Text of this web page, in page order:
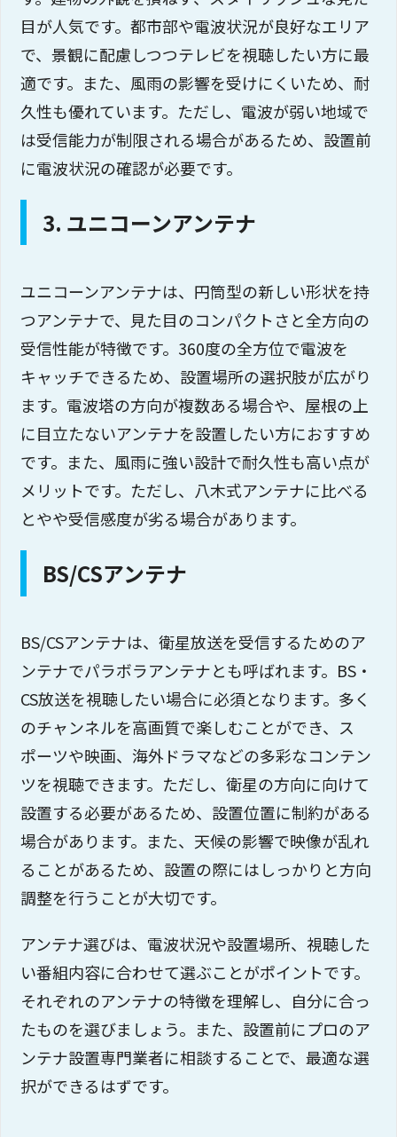
目が人気です。都市部や電波状況が良好なエリア
で、景観に配慮しつつテレビを視聴したい方に最
適です。また、風雨の影響を受けにくいため、耐
久性も優れています。ただし、電波が弱い地域で
は受信能力が制限される場合があるため、設置前
に電波状況の確認が必要です。
3. ユニコーンアンテナ
ユニコーンアンテナは、円筒型の新しい形状を持
つアンテナで、見た目のコンパクトさと全方向の
受信性能が特徴です。360度の全方位で電波を
キャッチできるため、設置場所の選択肢が広がり
ます。電波塔の方向が複数ある場合や、屋根の上
に目立たないアンテナを設置したい方におすすめ
です。また、風雨に強い設計で耐久性も高い点が
メリットです。ただし、八木式アンテナに比べる
とやや受信感度が劣る場合があります。
BS/CSアンテナ
BS/CSアンテナは、衛星放送を受信するためのア
ンテナでパラボラアンテナとも呼ばれます。BS・
CS放送を視聴したい場合に必須となります。多く
のチャンネルを高画質で楽しむことができ、ス
ポーツや映画、海外ドラマなどの多彩なコンテン
ツを視聴できます。ただし、衛星の方向に向けて
設置する必要があるため、設置位置に制約がある
場合があります。また、天候の影響で映像が乱れ
ることがあるため、設置の際にはしっかりと方向
調整を行うことが大切です。
アンテナ選びは、電波状況や設置場所、視聴した
い番組内容に合わせて選ぶことがポイントです。
それぞれのアンテナの特徴を理解し、自分に合っ
たものを選びましょう。また、設置前にプロのア
ンテナ設置専門業者に相談することで、最適な選
択ができるはずです。